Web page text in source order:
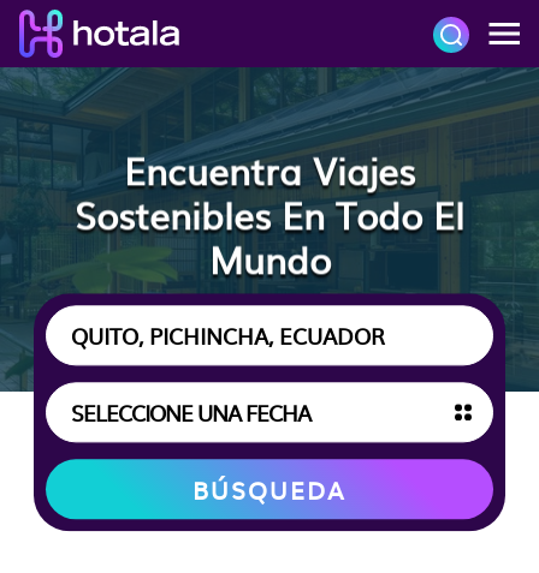
Encuentra Viajes
Sostenibles En Todo El
Mundo
BÚSQUEDA